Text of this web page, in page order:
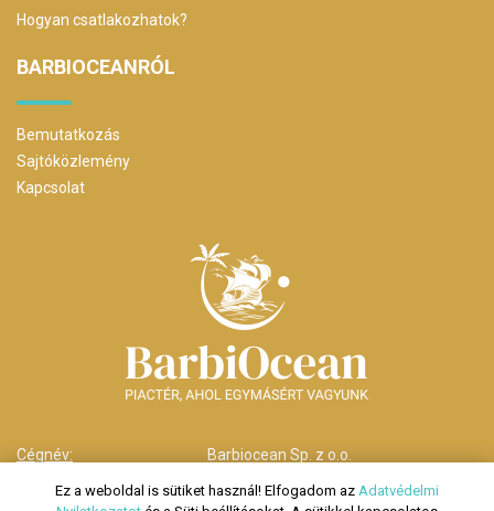
Hogyan csatlakozhatok?
BARBIOCEANRÓL
Bemutatkozás
Sajtóközlemény
Kapcsolat
Cégnév:
Barbiocean Sp. z o.o.
ul. Długa nr 29
Ez a weboldal is sütiket használ! Elfogadom az Adatvédelmi